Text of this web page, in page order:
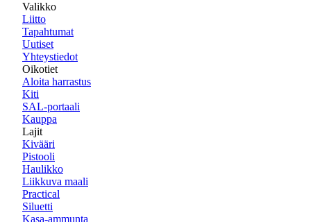
Valikko
Liitto
Tapahtumat
Uutiset
Yhteystiedot
Oikotiet
Aloita harrastus
Kiti
SAL-portaali
Kauppa
Lajit
Kivääri
Pistooli
Haulikko
Liikkuva maali
Practical
Siluetti
Kasa-ammunta